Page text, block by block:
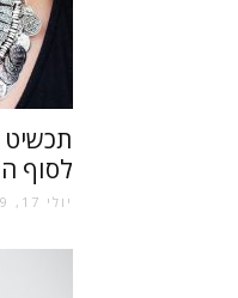
תכשיט
לסוף
יולי 17, 2019